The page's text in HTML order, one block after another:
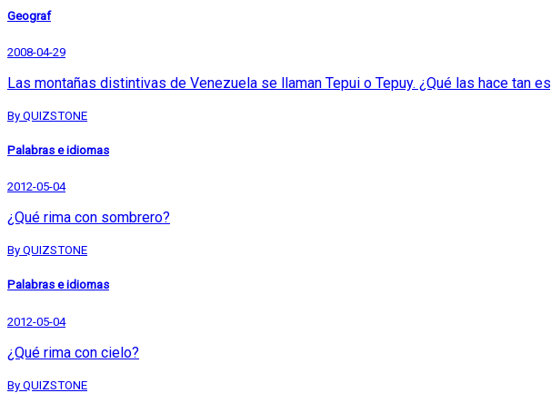
Geograf
2008-04-29
Las montañas distintivas de Venezuela se llaman Tepui o Tepuy. ¿Qué las hace tan
By QUIZSTONE
Palabras e idiomas
2012-05-04
¿Qué rima con sombrero?
By QUIZSTONE
Palabras e idiomas
2012-05-04
¿Qué rima con cielo?
By QUIZSTONE